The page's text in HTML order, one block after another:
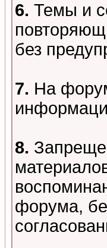
6. Темы и
без
7. На
8.
форума,